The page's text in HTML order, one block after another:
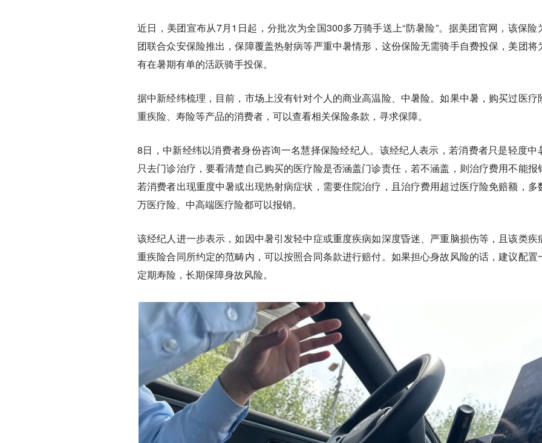
近日，美团宣布从7月1日起，分批次为全国300多万骑手送上“防暑险”。据美团官网，该保险
团联合众安保险推出，保障覆盖热射病等严重中暑情形，这份保险无需骑手自费投保，美团将
有在暑期有单的活跃骑手投保。
据中新经纬梳理，目前，市场上没有针对个人的商业高温险、中暑险。如果中暑，购买过医疗
重疾险、寿险等产品的消费者，可以查看相关保险条款，寻求保障。
8日，中新经纬以消费者身份咨询一名慧择保险经纪人。该经纪人表示，若消费者只是轻度中
只去门诊治疗，要看清楚自己购买的医疗险是否涵盖门诊责任，若不涵盖，则治疗费用不能报
若消费者出现重度中暑或出现热射病症状，需要住院治疗，且治疗费用超过医疗险免赔额，多
万医疗险、中高端医疗险都可以报销。
该经纪人进一步表示，如因中暑引发轻中症或重度疾病如深度昏迷、严重脑损伤等，且该类疾
重疾险合同所约定的范畴内，可以按照合同条款进行赔付。如果担心身故风险的话，建议配置
定期寿险，长期保障身故风险。